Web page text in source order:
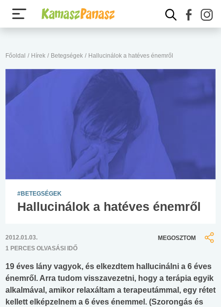
Főoldal / Hírek / Betegségek / Hallucinálok a hatéves énemről
#BETEGSÉGEK
Hallucinálok a hatéves énemről
2012.01.03.
1 PERCES OLVASÁSI IDŐ
MEGOSZTOM
19 éves lány vagyok, és elkezdtem hallucinálni a 6 éves
énemről. Arra tudom visszavezetni, hogy a terápia egyik
alkalmával, amikor relaxáltam a terapeutámmal, egy rétet
kellett elképzelnem a 6 éves énemmel. (Szorongás és